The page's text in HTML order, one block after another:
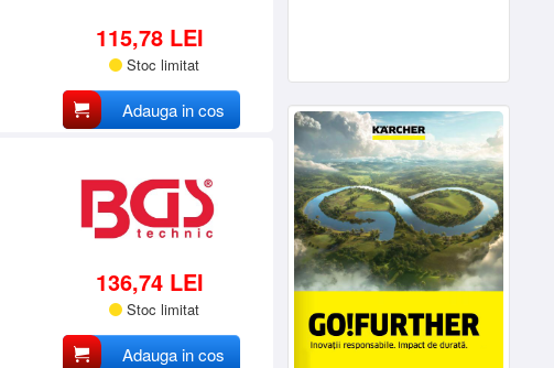
115,78 LEI
Stoc limitat
Adauga in cos
136,74 LEI
Stoc limitat
Adauga in cos